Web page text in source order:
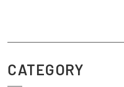
CATEGORY